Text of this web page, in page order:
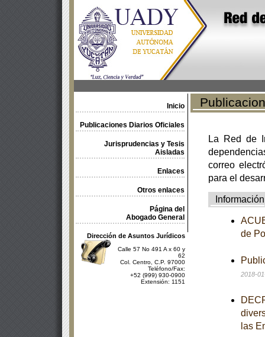
Inicio
Publicaciones Diarios Oficiales
Jurisprudencias y Tesis
Aisladas
Enlaces
Otros enlaces
Página del
Abogado General
Dirección de Asuntos Jurídicos
Calle 57 No 491 A x 60 y
62
Col. Centro, C.P. 97000
Teléfono/Fax:
+52 (999) 930-0900
Extensión: 1151
La Red de
correo
para el
Información
de
2018-
las